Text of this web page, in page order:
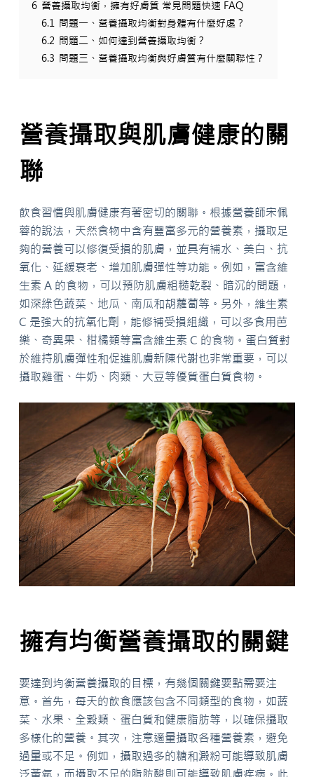
6 營養攝取均衡，擁有好膚質 常見問題快速 FAQ
6.1 問題一、營養攝取均衡對身體有什麼好處？
6.2 問題二、如何達到營養攝取均衡？
6.3 問題三、營養攝取均衡與好膚質有什麼關聯性？
營養攝取與肌膚健康的關
聯
飲食習慣與肌膚健康有著密切的關聯。根據營養師宋佩
蓉的說法，天然食物中含有豐富多元的營養素，攝取足
夠的營養可以修復受損的肌膚，並具有補水、美白、抗
氧化、延緩衰老、增加肌膚彈性等功能。例如，富含維
生素 A 的食物，可以預防肌膚粗糙乾裂、暗沉的問題，
如深綠色蔬菜、地瓜、南瓜和胡蘿蔔等。另外，維生素
C 是強大的抗氧化劑，能修補受損組織，可以多食用芭
樂、奇異果、柑橘類等富含維生素 C 的食物。蛋白質對
於維持肌膚彈性和促進肌膚新陳代謝也非常重要，可以
攝取雞蛋、牛奶、肉類、大豆等優質蛋白質食物。
擁有均衡營養攝取的關鍵
要達到均衡營養攝取的目標，有幾個關鍵要點需要注
意。首先，每天的飲食應該包含不同類型的食物，如蔬
菜、水果、全穀類、蛋白質和健康脂肪等，以確保攝取
多樣化的營養。其次，注意適量攝取各種營養素，避免
過量或不足。例如，攝取過多的糖和澱粉可能導致肌膚